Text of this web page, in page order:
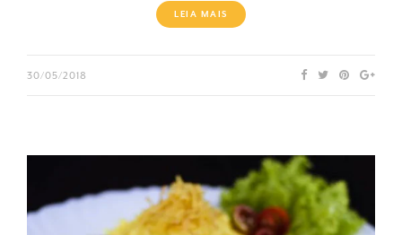
LEIA MAIS
30/05/2018